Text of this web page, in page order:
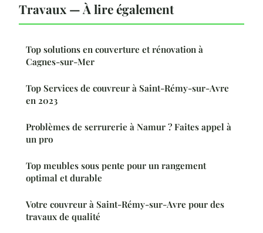
Travaux — À lire également
Top solutions en couverture et rénovation à
Cagnes-sur-Mer
Top Services de couvreur à Saint-Rémy-sur-Avre
en 2023
Problèmes de serrurerie à Namur ? Faites appel à
un pro
Top meubles sous pente pour un rangement
optimal et durable
Votre couvreur à Saint-Rémy-sur-Avre pour des
travaux de qualité